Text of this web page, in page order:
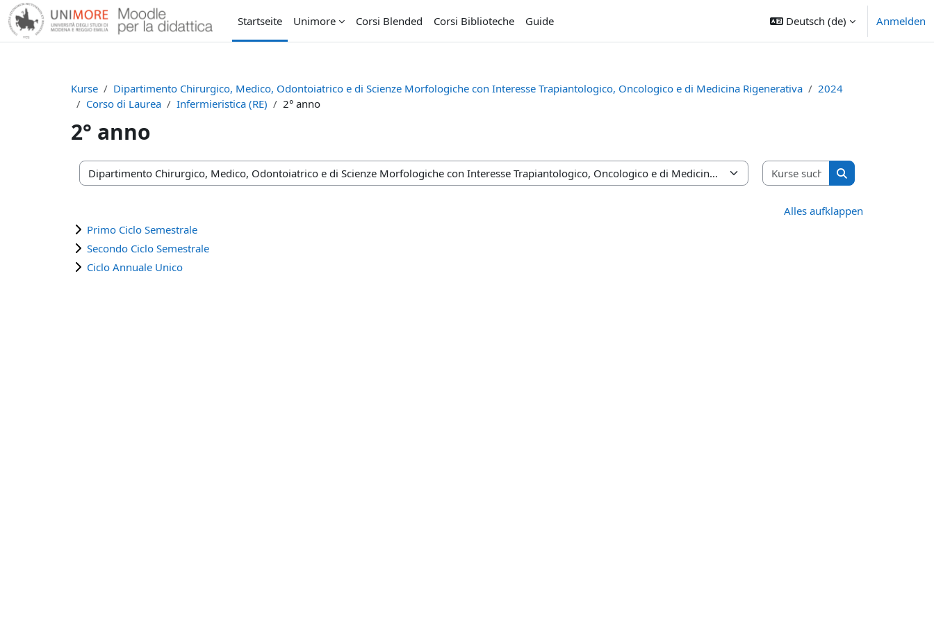
Zum Hauptinhalt
Startseite
Unimore Corsi Blended Corsi Biblioteche Guide Deutsch ‎(de)‎ Anmelden
Kurse Dipartimento Chirurgico, Medico, Odontoiatrico e di Scienze Morfologiche con Interesse Trapiantologico, Oncologico e di Medicina Rigenerativa
2024
Corso di Laurea
Infermieristica (RE) 2° anno
2° anno
Kursbereiche
Kurse suchen
Kurse suchen
Alles aufklappen
Primo Ciclo Semestrale
Secondo Ciclo Semestrale
Ciclo Annuale Unico